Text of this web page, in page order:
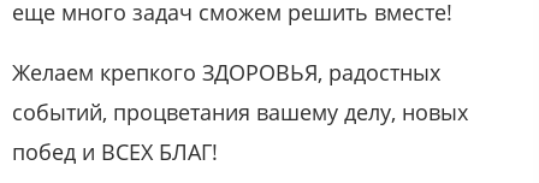
еще много задач сможем решить вместе!
Желаем крепкого ЗДОРОВЬЯ, радостных
событий, процветания вашему делу, новых
побед и ВСЕХ БЛАГ!